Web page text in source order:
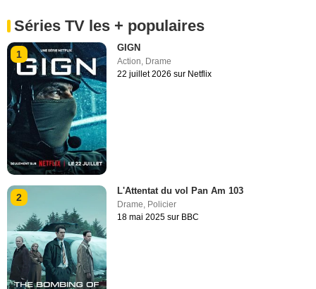
Séries TV les + populaires
1
GIGN
Action, Drame
22 juillet 2026 sur Netflix
2
L'Attentat du vol Pan Am 103
Drame, Policier
18 mai 2025 sur BBC